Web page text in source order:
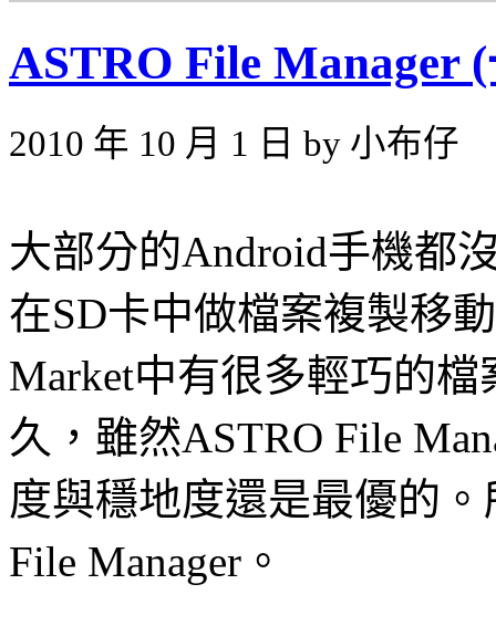
ASTRO File Manager
2010 年 10 月 1 日 by 小布仔
大部分的Android手機都
在SD卡中做檔案複製移
Market中有很多輕巧的
久，雖然ASTRO File
度與穩地度還是最優的
File Manager。